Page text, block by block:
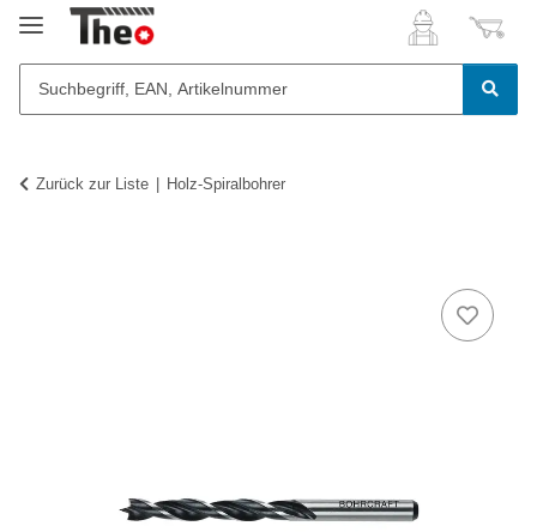
Zurück zur Liste Holz-Spiralbohrer